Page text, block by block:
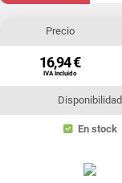
Precio
16,94 €
IVA Incluido
Disponibilidad
En stock